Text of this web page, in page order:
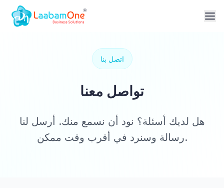
اتصل بنا
تواصل معنا
هل لديك أسئلة؟ نود أن نسمع منك. أرسل لنا
رسالة وسنرد في أقرب وقت ممكن.